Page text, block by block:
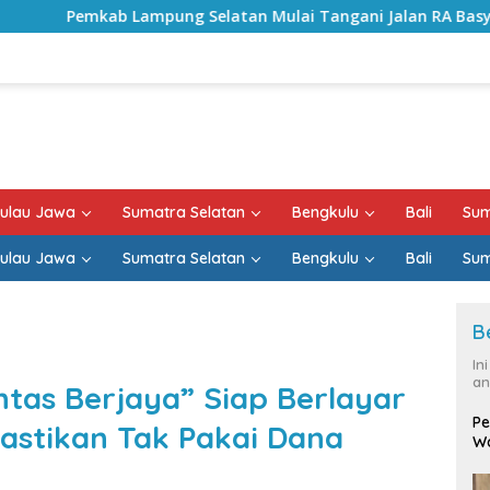
Selatan Mulai Tangani Jalan RA Basyid, Kontrak Proyek
Jawa Sumatra Selatan Bengkulu Bali
Jawa Sumatra Selatan Bengkulu Bali
Berjaya” Siap Berlayar
Tak Pakai Dana